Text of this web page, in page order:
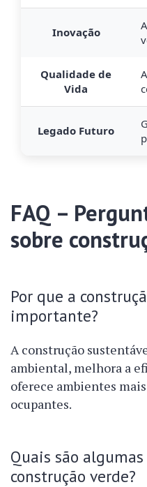
Inovação
Qualidade de
Vida
Legado Futuro
FAQ –
sobre
Por que a
importante?
A construção
ambiental, melhora a
oferece ambientes
ocupantes.
Quais são
construção verde?